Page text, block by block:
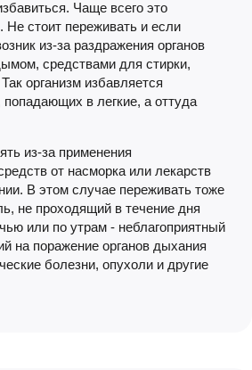
Чаще всего это
Не стоит переживать и если
из-за раздражения органов
средствами для стирки,
организм избавляется
в легкие, а оттуда
из-за применения
от насморка или лекарств
В этом случае переживать тоже
не проходящий в течение дня
или по утрам ­- неблагоприятный
на поражение органов дыхания
болезни, опухоли и другие